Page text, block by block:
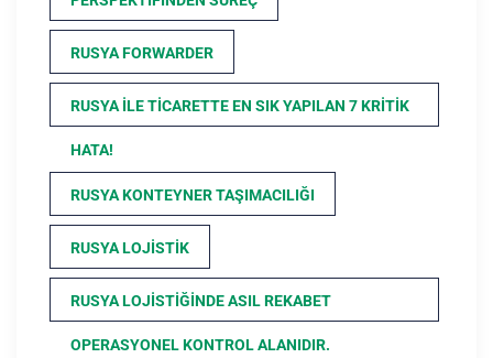
RUSYA FORWARDER
RUSYA ILE TICARETTE EN SIK YAPILAN 7 KRITIK
HATA!
RUSYA KONTEYNER TAŞIMACILIĞI
RUSYA LOJISTIK
RUSYA LOJISTIĞINDE ASIL REKABET
OPERASYONEL KONTROL ALANIDIR.